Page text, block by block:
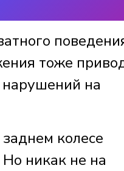
тоже
на
колесе
никак не на